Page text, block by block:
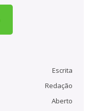
Escrita
Redação
Aberto